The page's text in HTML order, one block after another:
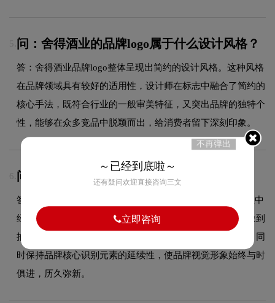
5. 问：舍得酒业的品牌logo属于什么设计风格？
答：舍得酒业品牌logo整体呈现出简约的设计风格。这种风格
在品牌领域具有较好的适用性，设计师在标志中融合了简约的
核心手法，既符合行业的一般审美特征，又突出品牌的独特个
性，能够在众多竞品中脱颖而出，给消费者留下深刻印象。
6. 问：舍得酒业品牌logo有过演变吗？
答：作为品牌领域的品牌，舍得酒业的品牌logo在发展过程中
经历了持续优化与迭代，整体呈现出从复杂到简约、从具象到
抽象的现代化演变趋势。每一次更新都紧跟时代审美潮流，同
时保持品牌核心识别元素的延续性，使品牌视觉形象始终与时
俱进，历久弥新。
不再弹出
～已经到底啦～
还有疑问欢迎直接咨询三文
立即咨询